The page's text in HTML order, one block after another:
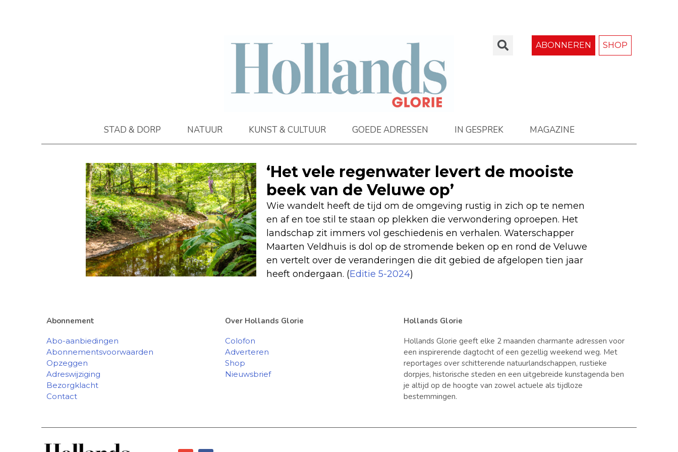
ABONNEREN SHOP
STAD & DORP NATUUR KUNST & CULTUUR GOEDE ADRESSEN IN GESPREK MAGAZINE
‘Het vele regenwater levert de mooiste
beek van de Veluwe op’
Wie wandelt heeft de tijd om de omgeving rustig in zich op te nemen
en af en toe stil te staan op plekken die verwondering oproepen. Het
landschap zit immers vol geschiedenis en verhalen. Waterschapper
Maarten Veldhuis is dol op de stromende beken op en rond de Veluwe
en vertelt over de veranderingen die dit gebied de afgelopen tien jaar
heeft ondergaan. (Editie 5-2024)
Abonnement
Abo-aanbiedingen
Abonnementsvoorwaarden
Opzeggen
Adreswijziging
Bezorgklacht
Contact
Over Hollands Glorie
Colofon
Adverteren
Shop
Nieuwsbrief
Hollands Glorie
Hollands Glorie geeft elke 2 maanden charmante adressen voor
een inspirerende dagtocht of een gezellig weekend weg. Met
reportages over schitterende natuurlandschappen, rustieke
dorpjes, historische steden en een uitgebreide kunstagenda ben
je altijd op de hoogte van zowel actuele als tijdloze
bestemmingen.